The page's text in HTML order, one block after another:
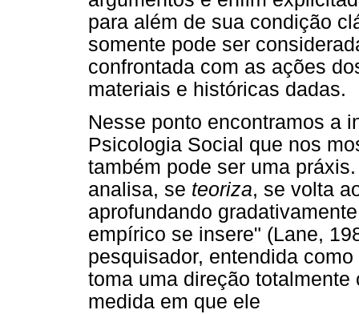
para além de sua condição
somente pode ser
confrontada com as ações
materiais e históricas dadas.
Nesse ponto encontramos a
Psicologia Social que nos
também pode ser uma
analisa, se teoriza, se volta
aprofundando
empírico se insere" (Lane,
pesquisador, entendida
toma uma direção
medida em que ele